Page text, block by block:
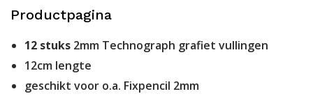
Productpagina
12 stuks 2mm Technograph grafiet vullingen
12cm lengte
geschikt voor o.a. Fixpencil 2mm